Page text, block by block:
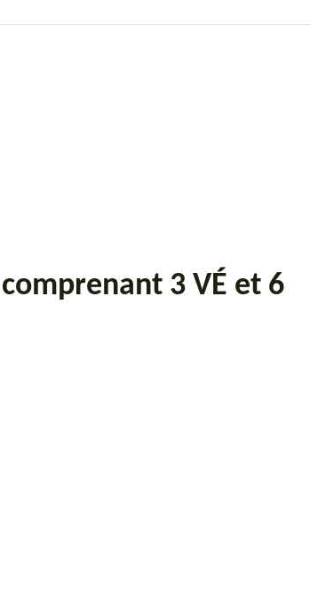
3 VÉ et 6